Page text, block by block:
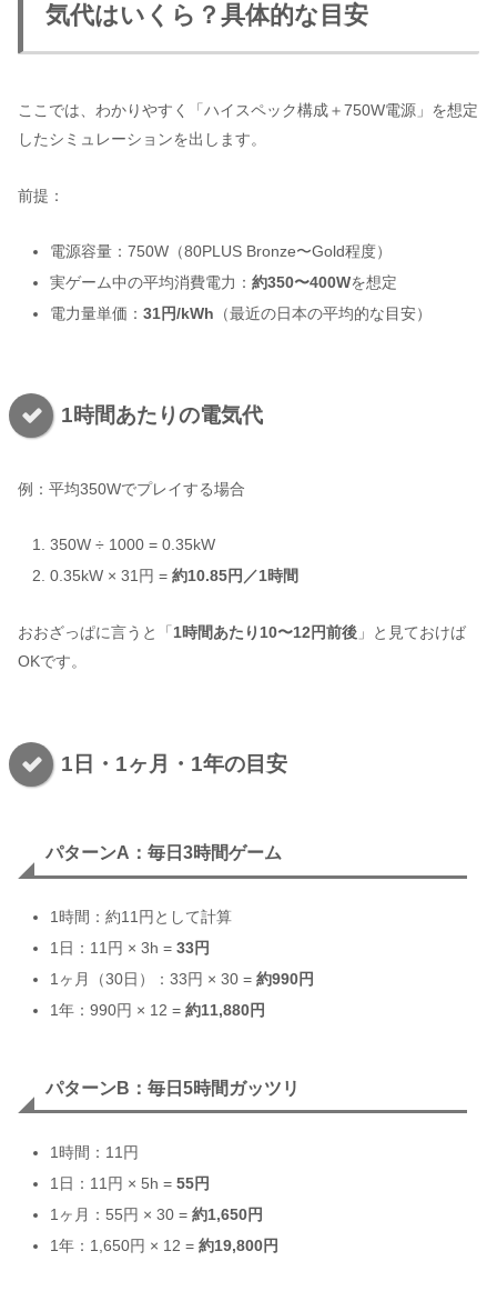
気代はいくら？具体的な目安
ここでは、わかりやすく「ハイスペック構成＋750W電源」を想定
したシミュレーションを出します。
前提：
電源容量：750W（80PLUS Bronze〜Gold程度）
実ゲーム中の平均消費電力： 約350〜400Wを想定
電力量単価： 31円/kWh （最近の日本の平均的な目安）
1時間あたりの電気代
例：平均350Wでプレイする場合
350W ÷ 1000 = 0.35kW
0.35kW × 31円 = 約10.85円／1時間
おおざっぱに言うと「 1時間あたり10〜12円前後 」と見ておけば
OKです。
1日・1ヶ月・1年の目安
パターンA：毎日3時間ゲーム
1時間：約11円として計算
1日：11円 × 3h = 33円
1ヶ月（30日）：33円 × 30 = 約990円
1年：990円 × 12 = 約11,880円
パターンB：毎日5時間ガッツリ
1時間：11円
1日：11円 × 5h = 55円
1ヶ月：55円 × 30 = 約1,650円
1年：1,650円 × 12 = 約19,800円